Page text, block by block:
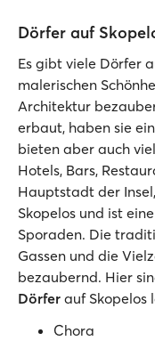
Dörfer auf
Es gibt viele Dörfer
malerischen
Architektur
erbaut, haben sie
bieten aber auch
Hotels, Bars,
Hauptstadt der
Skopelos und ist
Sporaden. Die
Gassen und die
bezaubernd. Hier
Dörfer auf Skopelos
Chora